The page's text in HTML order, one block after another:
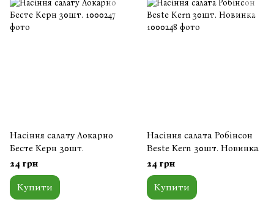
Насіння салату Локарно
Бесте Керн 30шт.
24 грн
Купити
Насіння салата Робінсон
Beste Kern 30шт. Новинка
24 грн
Купити